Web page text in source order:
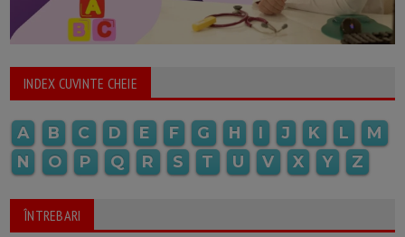
INDEX CUVINTE CHEIE
A B C D E F G H I J K L
M
N
O P Q R S T U V X Y Z
ÎNTREBARI